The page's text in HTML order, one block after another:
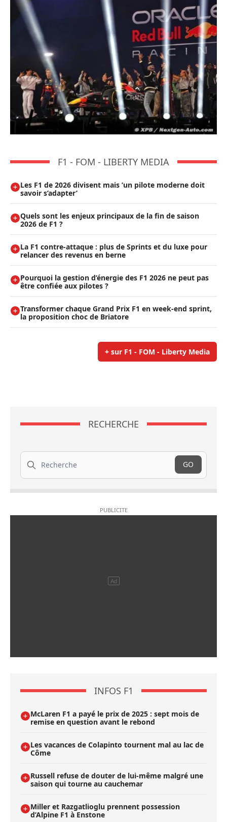
F1 - FOM - LIBERTY MEDIA
Les F1 de 2026 divisent mais ’un pilote moderne doit
savoir s’adapter’
Quels sont les enjeux principaux de la fin de saison
2026 de F1 ?
La F1 contre-attaque : plus de Sprints et du luxe pour
relancer des revenus en berne
Pourquoi la gestion d’énergie des F1 2026 ne peut pas
être confiée aux pilotes ?
Transformer chaque Grand Prix F1 en week-end sprint,
la proposition choc de Briatore
+ sur F1 - FOM - Liberty Media
RECHERCHE
Recherche
GO
INFOS F1
McLaren F1 a payé le prix de 2025 : sept mois de
remise en question avant le rebond
Les vacances de Colapinto tournent mal au lac de
Côme
Russell refuse de douter de lui-même malgré une
saison qui tourne au cauchemar
Miller et Razgatlioglu prennent possession
d’Alpine F1 à Enstone